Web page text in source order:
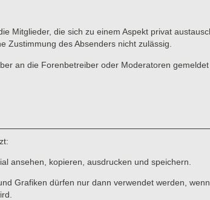
Mitglieder, die sich zu einem Aspekt privat
Zustimmung des Absenders nicht zulässig.
an die Forenbetreiber oder Moderatoren
ansehen, kopieren, ausdrucken und speichern.
Grafiken dürfen nur dann verwendet werden,